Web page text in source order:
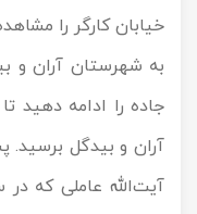
خیابان کارگر را
به شهرستان آران و
جاده را ادامه دهید
آران و بیدگل برسید.
آیت‌الله عاملی که